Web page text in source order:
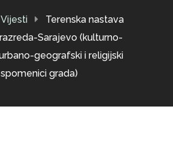
Vijesti
Terenska nastava
Sarajevo (kulturno-
geografski i religijski
spomenici grada)